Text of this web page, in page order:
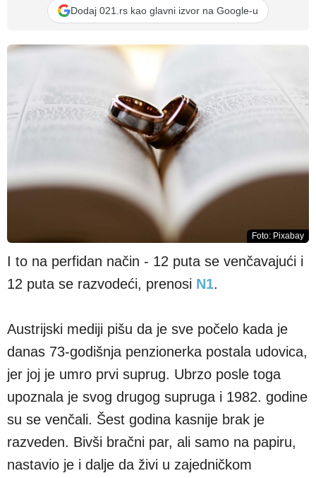
Dodaj 021.rs kao glavni izvor na Google-u
Foto: Pixabay
I to na perfidan način - 12 puta se venčavajući i
12 puta se razvodeći, prenosi N1.
Austrijski mediji pišu da je sve počelo kada je
danas 73-godišnja penzionerka postala udovica,
jer joj je umro prvi suprug. Ubrzo posle toga
upoznala je svog drugog supruga i 1982. godine
su se venčali. Šest godina kasnije brak je
razveden. Bivši bračni par, ali samo na papiru,
nastavio je i dalje da živi u zajedničkom